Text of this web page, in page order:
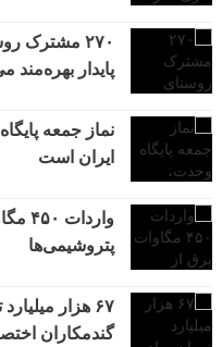
۲۷۰
پایدار بهره‌مند
نماز جمعه
ایران است
پتروشیمی‌ها
۶۷ هزار
گندمکاران